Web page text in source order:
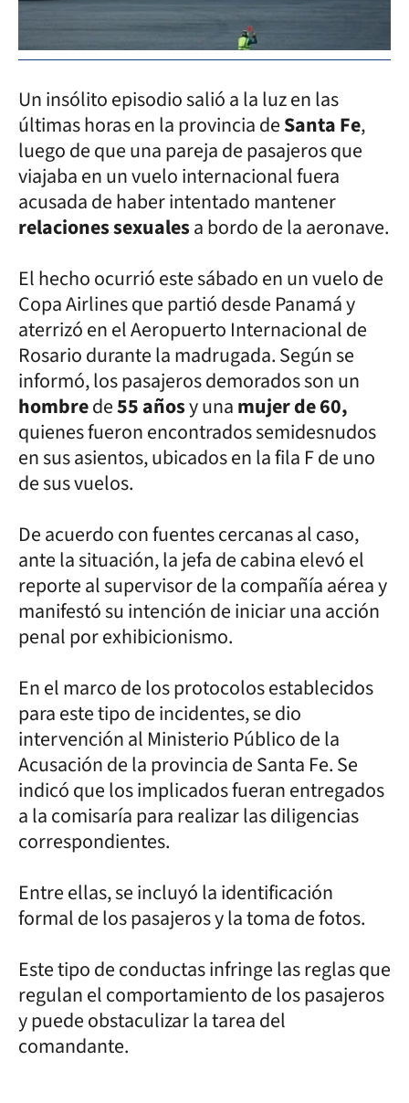
Un insólito episodio salió a la luz en las
últimas horas en la provincia deSanta Fe,
luego de que una pareja de pasajeros que
viajaba en un vuelo internacional fuera
acusada de haber intentado mantener
relaciones sexualesa bordo de la aeronave.
El hecho ocurrió este sábado en un vuelo de
Copa Airlines que partió desde Panamá y
aterrizó en el Aeropuerto Internacional de
Rosario durante la madrugada. Según se
informó, los pasajeros demorados son un
hombrede55 añosy unamujer de 60,
quienes fueron encontrados semidesnudos
en sus asientos, ubicados en la fila F de uno
de sus vuelos.
De acuerdo con fuentes cercanas al caso,
ante la situación, la jefa de cabina elevó el
reporte al supervisor de la compañía aérea y
manifestó su intención de iniciar una acción
penal por exhibicionismo.
En el marco de los protocolos establecidos
para este tipo de incidentes, se dio
intervención al Ministerio Público de la
Acusación de la provincia de Santa Fe. Se
indicó que los implicados fueran entregados
a la comisaría para realizar las diligencias
correspondientes.
Entre ellas, se incluyó la identificación
formal de los pasajeros y la toma de fotos.
Este tipo de conductas infringe las reglas que
regulan el comportamiento de los pasajeros
y puede obstaculizar la tarea del
comandante.